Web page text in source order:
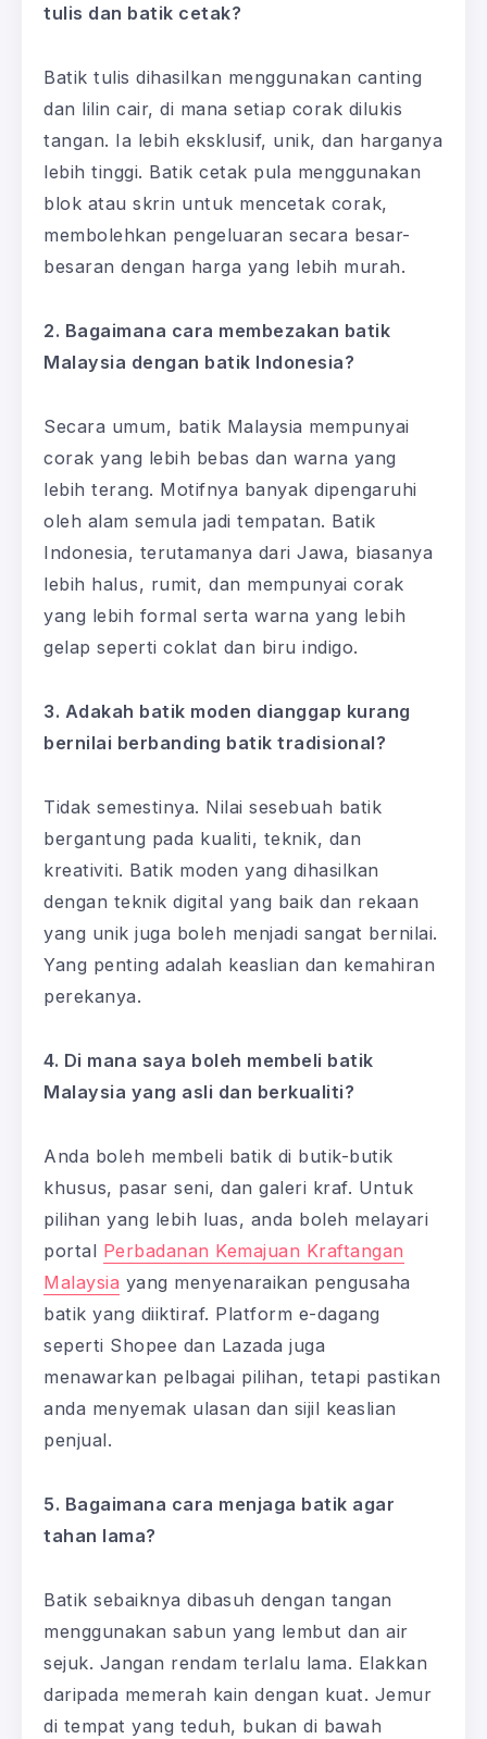
tulis dan batik cetak?
Batik tulis dihasilkan menggunakan canting
dan lilin cair, di mana setiap corak dilukis
tangan. Ia lebih eksklusif, unik, dan harganya
lebih tinggi. Batik cetak pula menggunakan
blok atau skrin untuk mencetak corak,
membolehkan pengeluaran secara besar-
besaran dengan harga yang lebih murah.
2. Bagaimana cara membezakan batik
Malaysia dengan batik Indonesia?
Secara umum, batik Malaysia mempunyai
corak yang lebih bebas dan warna yang
lebih terang. Motifnya banyak dipengaruhi
oleh alam semula jadi tempatan. Batik
Indonesia, terutamanya dari Jawa, biasanya
lebih halus, rumit, dan mempunyai corak
yang lebih formal serta warna yang lebih
gelap seperti coklat dan biru indigo.
3. Adakah batik moden dianggap kurang
bernilai berbanding batik tradisional?
Tidak semestinya. Nilai sesebuah batik
bergantung pada kualiti, teknik, dan
kreativiti. Batik moden yang dihasilkan
dengan teknik digital yang baik dan rekaan
yang unik juga boleh menjadi sangat bernilai.
Yang penting adalah keaslian dan kemahiran
perekanya.
4. Di mana saya boleh membeli batik
Malaysia yang asli dan berkualiti?
Anda boleh membeli batik di butik-butik
khusus, pasar seni, dan galeri kraf. Untuk
pilihan yang lebih luas, anda boleh melayari
portal Perbadanan Kemajuan Kraftangan
Malaysia yang menyenaraikan pengusaha
batik yang diiktiraf. Platform e-dagang
seperti Shopee dan Lazada juga
menawarkan pelbagai pilihan, tetapi pastikan
anda menyemak ulasan dan sijil keaslian
penjual.
5. Bagaimana cara menjaga batik agar
tahan lama?
Batik sebaiknya dibasuh dengan tangan
menggunakan sabun yang lembut dan air
sejuk. Jangan rendam terlalu lama. Elakkan
daripada memerah kain dengan kuat. Jemur
di tempat yang teduh, bukan di bawah